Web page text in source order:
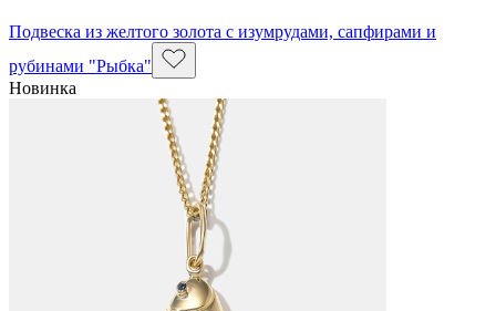
Подвеска из желтого золота с изумрудами, сапфирами и
рубинами "Рыбка"
Новинка